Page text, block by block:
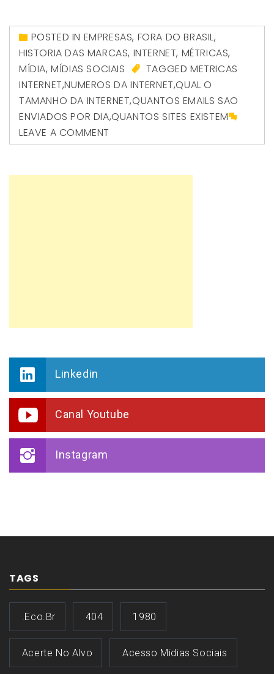
POSTED IN EMPRESAS, FORA DO BRASIL,
HISTORIA DAS MARCAS, INTERNET, MÉTRICAS,
MÍDIA,MÍDIAS SOCIAIS TAGGEDMETRICAS
INTERNET,NUMEROS DA INTERNET,QUAL O
TAMANHO DA INTERNET,QUANTOS EMAILS SAO
ENVIADOS POR DIA,QUANTOS SITES EXISTEM
LEAVE A COMMENT
Linkedin
Canal Youtube
Instagram
TAGS
.eco.br 404 1980
Acerte No Alvo Acesso Midias Sociais